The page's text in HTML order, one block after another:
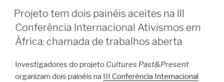
PUBLICADO
EM
Projeto tem dois painéis aceites na III
Conferência Internacional Ativismos em
África: chamada de trabalhos aberta
Investigadores do projeto Cultures Past&Present
organizam dois painéis na
III Conferência Internacional